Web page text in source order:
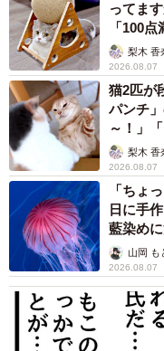
「こん
UHB26
「アイ
か」まいど
2026.08.07
世界一
口では
うやめ
ん】まいど
2026.08.07
世界一
口では
うやめ
ん】まいど
2026.08.07
「国産
老舗メ